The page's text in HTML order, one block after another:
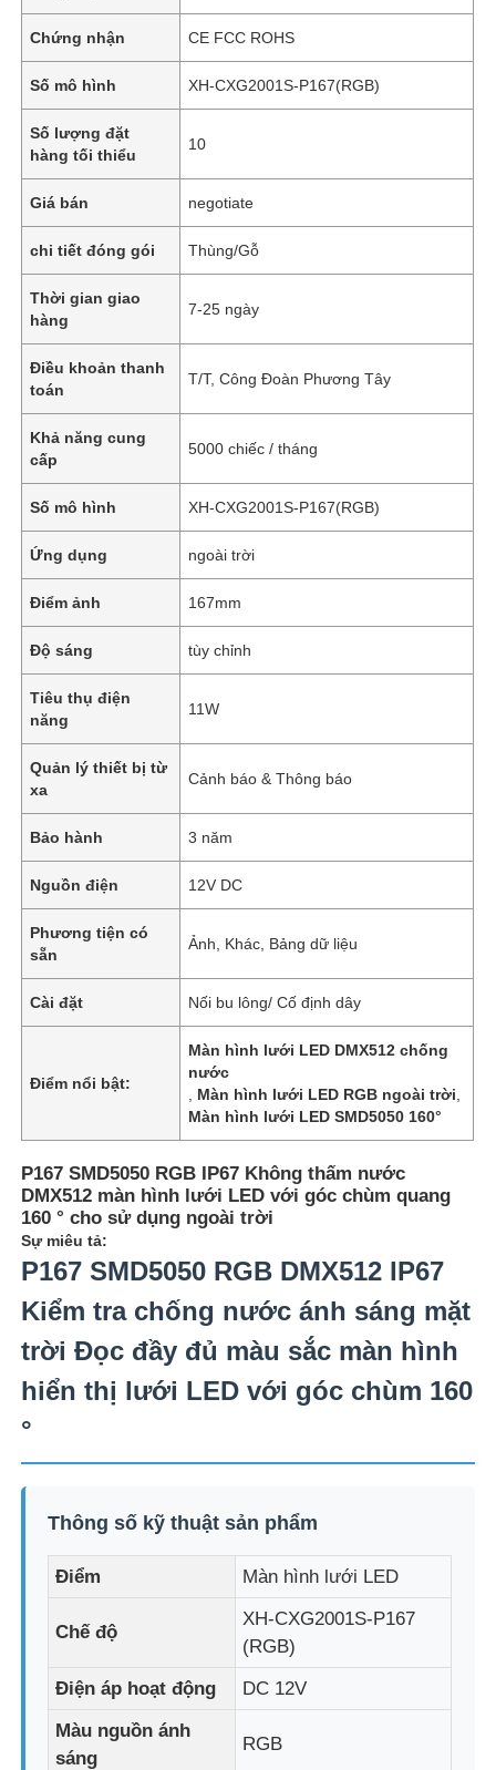
Các sản phẩm
Về Chúng Tôi
Kiểm soát chất lượng
Chứng nhận CE FCC ROHS
Số mô hình XH-CXG2001S-P167(RGB)
Số lượng đặt
hàng tối thiểu
10
Giá bán negotiate
chi tiết đóng gói Thùng/Gỗ
Thời gian giao
hàng
7-25 ngày
Điều khoản thanh
toán
T/T, Công Đoàn Phương Tây
Khả năng cung
cấp
5000 chiếc / tháng
Số mô hình XH-CXG2001S-P167(RGB)
Ứng dụng ngoài trời
Điểm ảnh 167mm
Độ sáng tùy chỉnh
Tiêu thụ điện
năng
11W
Quản lý thiết bị từ
xa
Cảnh báo & Thông báo
Bảo hành 3 năm
Nguồn điện 12V DC
Phương tiện có
sẵn
Ảnh, Khác, Bảng dữ liệu
Cài đặt Nối bu lông/ Cố định dây
Điểm nổi bật:
Màn hình lưới LED DMX512 chống
nước
Màn hình lưới LED RGB ngoài trời
Màn hình lưới LED SMD5050 160°
P167 SMD5050 RGB IP67 Không thấm nước
DMX512 màn hình lưới LED với góc chùm quang
160 ° cho sử dụng ngoài trời
Sự miêu tả:
P167 SMD5050 RGB DMX512 IP67
Kiểm tra chống nước ánh sáng mặt
trời Đọc đầy đủ màu sắc màn hình
hiển thị lưới LED với góc chùm 160
°
Thông số kỹ thuật sản phẩm
Điểm Màn hình lưới LED
Chế độ
XH-CXG2001S-P167
(RGB)
Điện áp hoạt động
DC 12V
Màu nguồn ánh
sáng
RGB